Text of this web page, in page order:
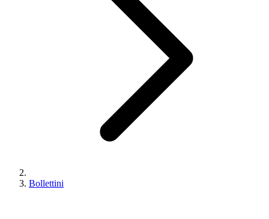
Bollettini